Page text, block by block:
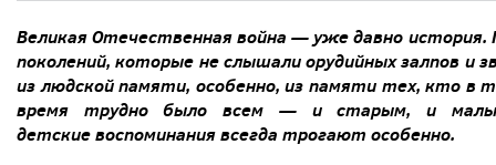
Великая Отечественная война — уже давно история.
поколений, которые не слышали орудийных залпов и
из людской памяти, особенно, из памяти тех, кто
время трудно было всем — и старым, и
детские воспоминания всегда трогают особенно.